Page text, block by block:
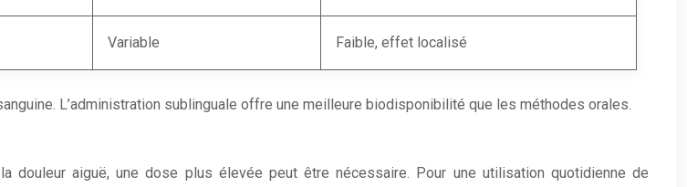
Variable Faible, effet localisé
L’administration sublinguale offre une meilleure biodisponibilité que les méthodes orales.
douleur aiguë, une dose plus élevée peut être nécessaire. Pour une utilisation quotidienne de